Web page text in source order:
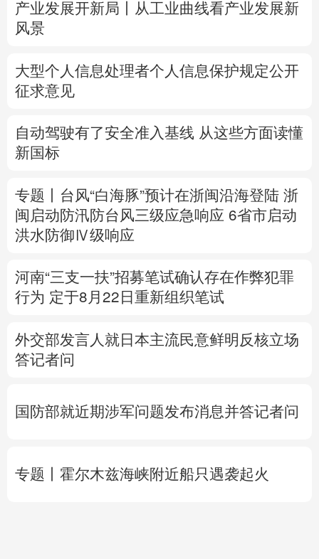
产业发展开新局丨
从工业曲线看产业发展新
风景
大型个人信息处理者个人信息保护规定公开
征求意见
自动驾驶有了安全准入基线 从这些方面读懂
新国标
专题丨 台风“白海豚”预计在浙闽沿海登陆 浙
闽启动防汛防台风三级应急响应 6省市启动
洪水防御Ⅳ级响应
河南“三支一扶”招募笔试确认存在作弊犯罪
行为 定于8月22日重新组织笔试
外交部发言人就日本主流民意鲜明反核立场
答记者问
国防部就近期涉军问题发布消息并答记者问
专题丨 霍尔木兹海峡附近船只遇袭起火